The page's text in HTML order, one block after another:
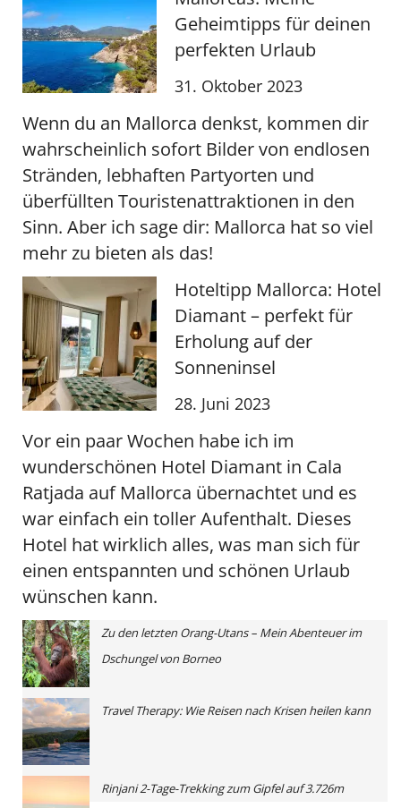
Geheimtipps für deinen
perfekten Urlaub
31. Oktober 2023
Wenn du an Mallorca denkst, kommen dir
wahrscheinlich sofort Bilder von endlosen
Stränden, lebhaften Partyorten und
überfüllten Touristenattraktionen in den
Sinn. Aber ich sage dir: Mallorca hat so viel
mehr zu bieten als das!
Hoteltipp Mallorca: Hotel
Diamant – perfekt für
Erholung auf der
Sonneninsel
28. Juni 2023
Vor ein paar Wochen habe ich im
wunderschönen Hotel Diamant in Cala
Ratjada auf Mallorca übernachtet und es
war einfach ein toller Aufenthalt. Dieses
Hotel hat wirklich alles, was man sich für
einen entspannten und schönen Urlaub
wünschen kann.
Zu den letzten Orang-Utans – Mein Abenteuer im
Dschungel von Borneo
Travel Therapy: Wie Reisen nach Krisen heilen kann
Rinjani 2-Tage-Trekking zum Gipfel auf 3.726m